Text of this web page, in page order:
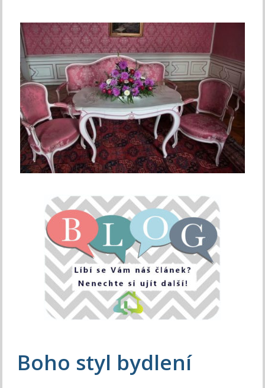
Boho styl bydlení